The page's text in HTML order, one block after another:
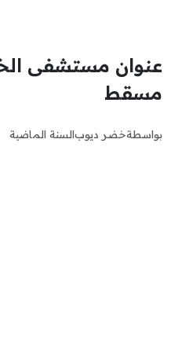
عنوان مستشفى
مسقط
بواسطةخضر ديوبالسنة الماضية